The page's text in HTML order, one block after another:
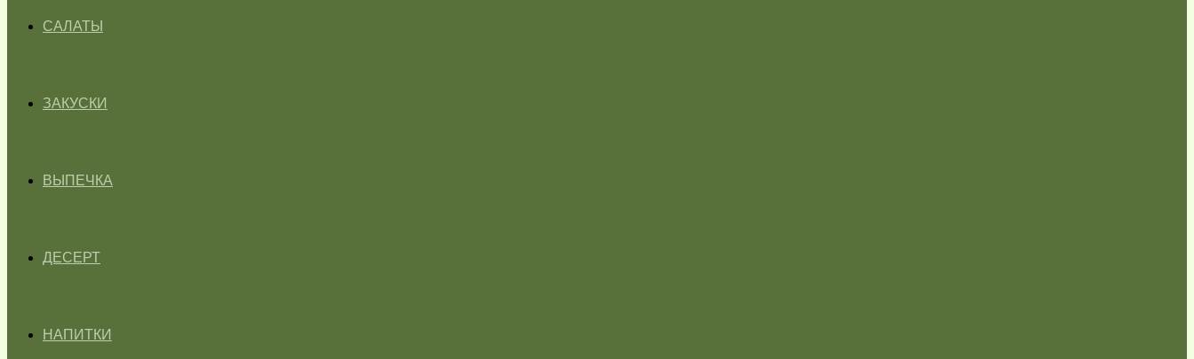
САЛАТЫ
ЗАКУСКИ
ВЫПЕЧКА
ДЕСЕРТ
НАПИТКИ